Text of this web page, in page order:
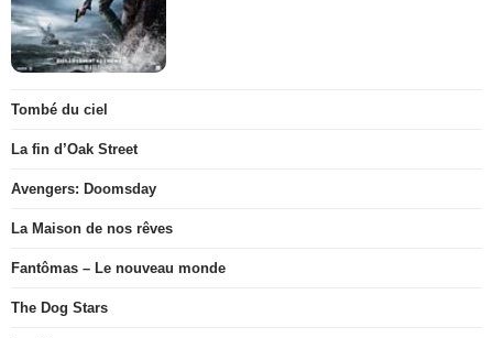
Tombé du ciel
La fin d’Oak Street
Avengers: Doomsday
La Maison de nos rêves
Fantômas – Le nouveau monde
The Dog Stars